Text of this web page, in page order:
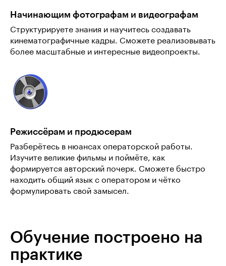
Начинающим фотографам и видеографам
Структурируете знания и научитесь создавать
кинематографичные кадры. Сможете реализовывать
более масштабные и интересные видеопроекты.
Режиссёрам и продюсерам
Разберётесь в нюансах операторской работы.
Изучите великие фильмы и поймёте, как
формируется авторский почерк. Сможете быстро
находить общий язык с оператором и чётко
формулировать свой замысел.
Обучение построено на
практике